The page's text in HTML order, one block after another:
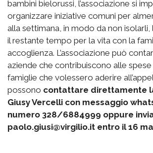
bambini bielorussi, l’associazione si
organizzare iniziative comuni per
alla settimana, in modo da non isolarli,
il restante tempo per la vita con la
accoglienza. L’associazione può
aziende che contribuiscono alle spese
famiglie che volessero aderire
possono contattare direttamente
Giusy Vercelli con messaggio
numero 328/6884999 oppure
paolo.giusi@virgilio.it entro il 16